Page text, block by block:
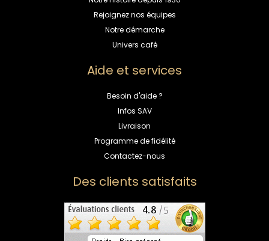
Rejoignez nos équipes
Notre démarche
Univers café
Aide et services
Besoin d'aide ?
Infos SAV
Livraison
Programme de fidélité
Contactez-nous
Des clients satisfaits